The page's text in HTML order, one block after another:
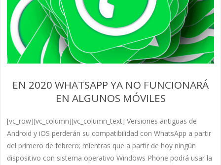
EN 2020 WHATSAPP YA NO FUNCIONARÁ
EN ALGUNOS MÓVILES
[vc_row][vc_column][vc_column_text] Versiones antiguas de
Android y iOS perderán su compatibilidad con WhatsApp a partir
del primero de febrero; mientras que a partir de hoy ningún
dispositivo con sistema operativo Windows Phone podrá usar la